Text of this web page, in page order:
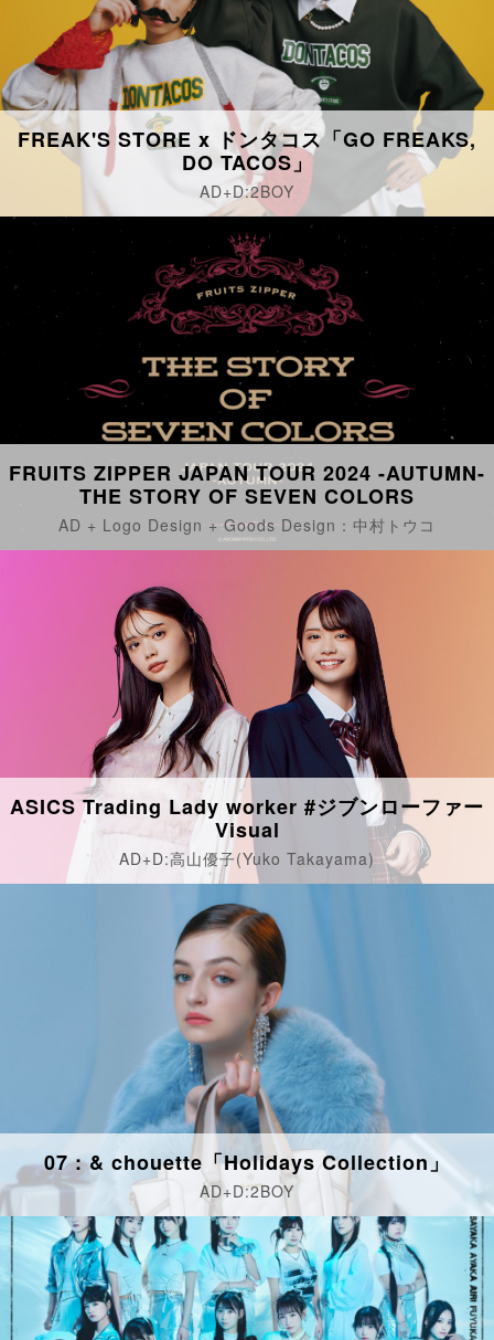
FREAK'S STORE x ドンタコス「GO FREAKS,
DO TACOS」
AD+D:2BOY
FRUITS ZIPPER JAPAN TOUR 2024 -AUTUMN-
THE STORY OF SEVEN COLORS
AD + Logo Design + Goods Design：中村トウコ
ASICS Trading Lady worker #ジブンローファー
Visual
AD+D:高山優子(Yuko Takayama)
07 : & chouette「Holidays Collection」
AD+D:2BOY